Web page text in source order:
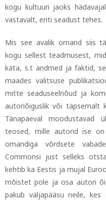
kogu kultuuri jaoks
vastavalt, eriti seadust tehes.
Mis see avalik omand siis
kogu sellest teadmusest,
kata, s.t andmed ja faktid,
maades valitsuse
mitte seaduseelnõud ja
autoriõiguslik või täpsemalt
Tänapäeval moodustavad
teosed, mille autorid ise on
omandiga võrdsete
Commonsi just selleks
kehtib ka Eestis ja mujal
mõistet pole ja osa autori
pakub väljapääsu neile,